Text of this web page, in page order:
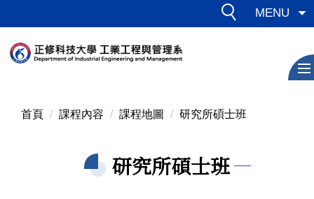
到
主
要
MENU
首頁 課程內容 課程地圖 研究所碩士班
研究所碩士班